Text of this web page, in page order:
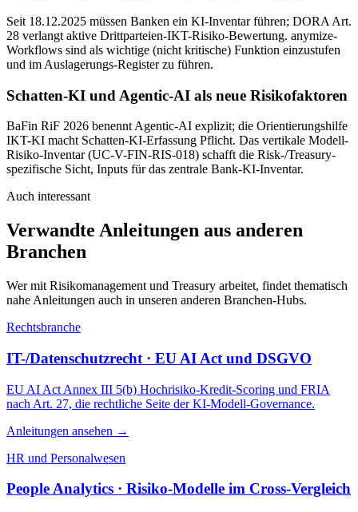
Seit 18.12.2025 müssen Banken ein KI-Inventar führen; DORA Art.
28 verlangt aktive Drittparteien-IKT-Risiko-Bewertung. anymize-
Workflows sind als wichtige (nicht kritische) Funktion einzustufen
und im Auslagerungs-Register zu führen.
Schatten-KI und Agentic-AI als neue Risikofaktoren
BaFin RiF 2026 benennt Agentic-AI explizit; die Orientierungshilfe
IKT-KI macht Schatten-KI-Erfassung Pflicht. Das vertikale Modell-
Risiko-Inventar (UC-V-FIN-RIS-018) schafft die Risk-/Treasury-
spezifische Sicht, Inputs für das zentrale Bank-KI-Inventar.
Auch interessant
Verwandte Anleitungen aus anderen
Branchen
Wer mit Risikomanagement und Treasury arbeitet, findet thematisch
nahe Anleitungen auch in unseren anderen Branchen-Hubs.
Rechtsbranche
IT-/Datenschutzrecht · EU AI Act und DSGVO
EU AI Act Annex III 5(b) Hochrisiko-Kredit-Scoring und FRIA
nach Art. 27, die rechtliche Seite der KI-Modell-Governance.
Anleitungen ansehen →
HR und Personalwesen
People Analytics · Risiko-Modelle im Cross-Vergleich